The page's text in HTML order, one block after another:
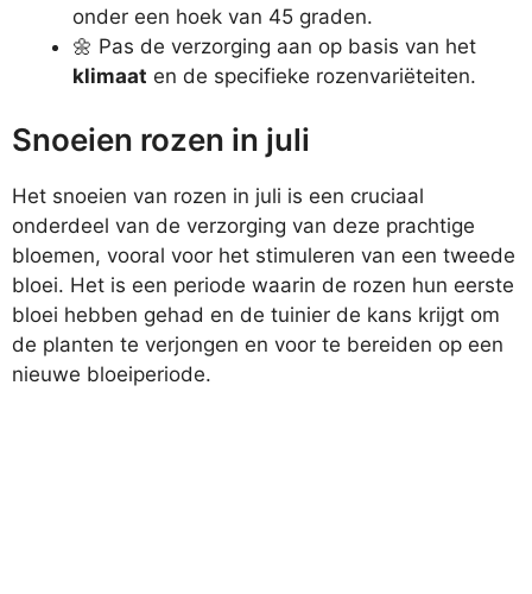
onder een hoek van 45 graden.
🌼 Pas de verzorging aan op basis van het
klimaat en de specifieke rozenvariëteiten.
Snoeien rozen in juli
Het snoeien van rozen in juli is een cruciaal
onderdeel van de verzorging van deze prachtige
bloemen, vooral voor het stimuleren van een tweede
bloei. Het is een periode waarin de rozen hun eerste
bloei hebben gehad en de tuinier de kans krijgt om
de planten te verjongen en voor te bereiden op een
nieuwe bloeiperiode.